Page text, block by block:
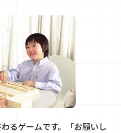
るゲームです。「お願いし